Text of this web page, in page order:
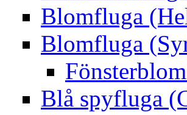
Blomfluga
Blomfluga
Blå spyfluga